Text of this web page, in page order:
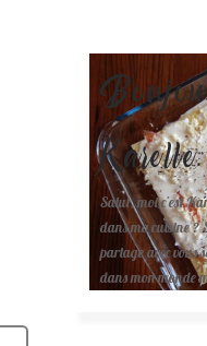
Karelle.
Salut, moi c'est
dans ma cuisine ?
partage avec vous
dans mon monde